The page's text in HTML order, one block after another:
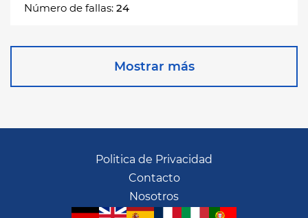
Número de fallas: 24
Corona Station Wagon
Número de fallas:55
Mostrar más
Politica de Privacidad
Contacto
Nosotros